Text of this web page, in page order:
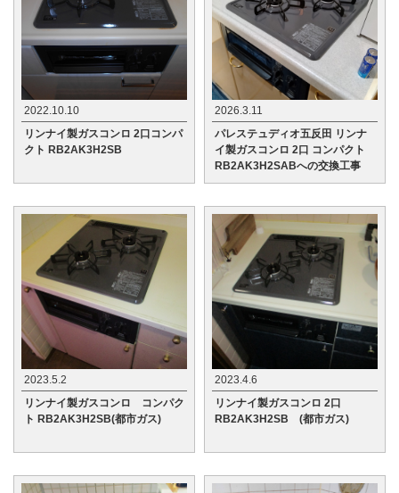
2022.10.10
リンナイ製ガスコンロ 2口コンパ
クト RB2AK3H2SB
2026.3.11
パレステュディオ五反田 リンナ
イ製ガスコンロ 2口 コンパクト
RB2AK3H2SABへの交換工事
2023.5.2
リンナイ製ガスコンロ コンパク
ト RB2AK3H2SB(都市ガス)
2023.4.6
リンナイ製ガスコンロ 2口
RB2AK3H2SB (都市ガス)